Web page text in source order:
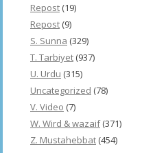
Repost (19)
Repost (9)
S. Sunna (329)
T. Tarbiyet (937)
U. Urdu (315)
Uncategorized (78)
V. Video (7)
W. Wird & wazaif(371)
Z. Mustahebbat (454)